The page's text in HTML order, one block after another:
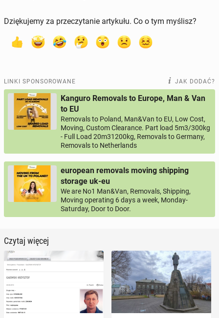
Dziękujemy za przeczytanie artykułu. Co o tym myślisz?
LINKI SPONSOROWANE JAK DODAĆ?
Kanguro Removals to Europe, Man & Van
to EU
Removals to Poland, Man&Van to EU, Low Cost,
Moving, Custom Clearance. Part load 5m3/300kg
- Full Load 20m31200kg, Removals to Germany,
Removals to Netherlands
european removals moving shipping
storage uk-eu
We are No1 Man&Van, Removals, Shipping,
Moving operating 6 days a week, Monday-
Saturday, Door to Door.
Czytaj więcej